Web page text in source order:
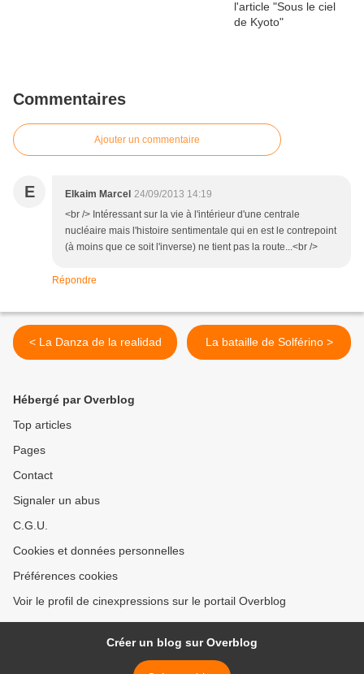
Commentaires
Ajouter un commentaire
E Elkaim Marcel 24/09/2013 14:19
<br /> Intéressant sur la vie à l'intérieur d'une centrale
nucléaire mais l'histoire sentimentale qui en est le contrepoint
(à moins que ce soit l'inverse) ne tient pas la route...<br />
Répondre
< La Danza de la realidad La bataille de Solférino >
Hébergé par Overblog
Top articles
Pages
Contact
Signaler un abus
C.G.U.
Cookies et données personnelles
Préférences cookies
Voir le profil de cinexpressions sur le portail Overblog
Créer un blog sur Overblog